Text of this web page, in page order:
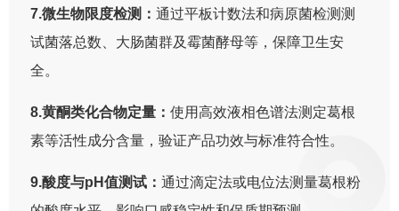
7.微生物限度检测：通过平板计数法和病原菌检测测
试菌落总数、大肠菌群及霉菌酵母等，保障卫生安
全。
8.黄酮类化合物定量：使用高效液相色谱法测定葛根
素等活性成分含量，验证产品功效与标准符合性。
9.酸度与pH值测试：通过滴定法或电位法测量葛根粉